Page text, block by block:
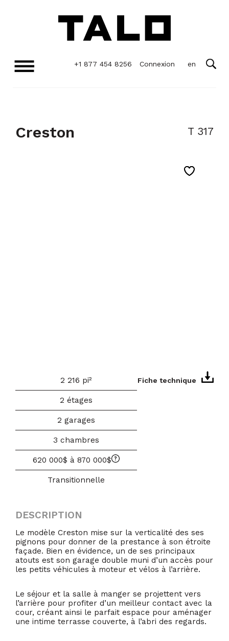
+1 877 454 8256 Connexion
Creston T 317
Fiche technique
2 216 pi²
2 étages
2 garages
3 chambres
620 000$ à 870 000$
Transitionnelle
DESCRIPTION
Le modèle Creston mise sur la verticalité des ses
pignons pour donner de la prestance à son étroite
façade. Bien en évidence, un de ses principaux
atouts est son garage double muni d’un accès pour
les petits véhicules à moteur et vélos à l’arrière.
Le séjour et la salle à manger se projettent vers
l’arrière pour profiter d’un meilleur contact avec la
cour, créant ainsi le parfait espace pour aménager
une intime terrasse couverte, à l’abri des regards.